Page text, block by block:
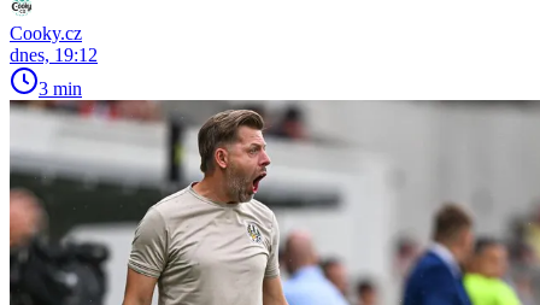
Cooky.cz
dnes, 19:12
3 min